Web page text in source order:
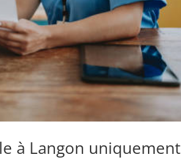
à Langon uniquement